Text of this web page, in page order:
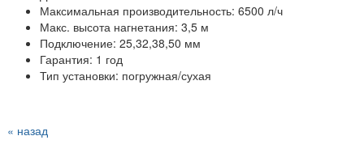
Максимальная производительность: 6500 л/ч
Макс. высота нагнетания: 3,5 м
Подключение: 25,32,38,50 мм
Гарантия: 1 год
Тип установки: погружная/сухая
« назад